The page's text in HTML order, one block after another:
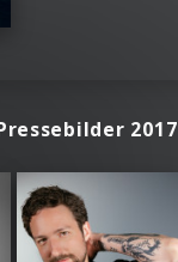
2017